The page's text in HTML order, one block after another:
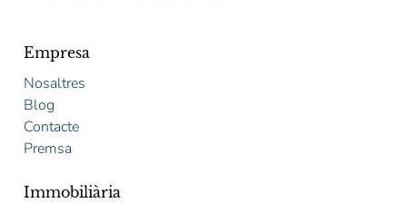
Empresa
Nosaltres
Blog
Contacte
Premsa
Immobiliària